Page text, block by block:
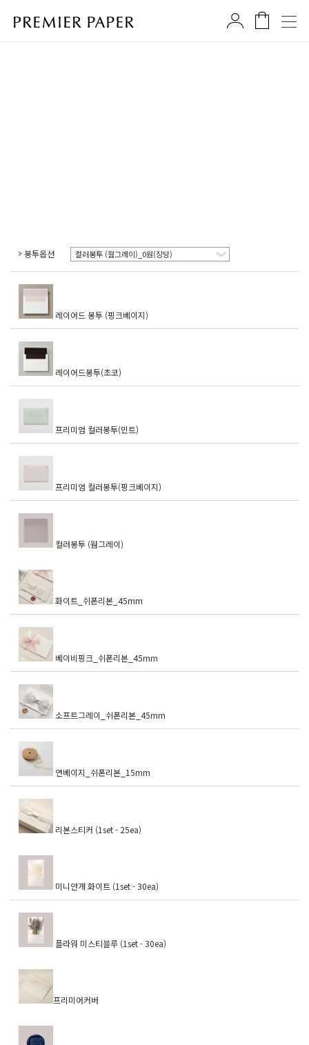
봉투옵션 컬러봉투 (웜그레이)_0원(장당)
레이어드 봉투 (핑크베이지)
레이어드봉투(초코)
프리미엄 컬러봉투(민트)
프리미엄 컬러봉투(핑크베이지)
컬러봉투 (웜그레이)
화이트_쉬폰리본_45mm
베이비핑크_쉬폰리본_45mm
소프트그레이_쉬폰리본_45mm
연베이지_쉬폰리본_15mm
리본스티커 (1set - 25ea)
미니안개 화이트 (1set - 30ea)
플라워 미스티블루 (1set - 30ea)
프리미어커버